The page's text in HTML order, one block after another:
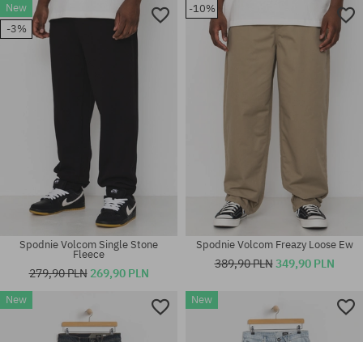
Dostępne rozmiary:
Dostępne rozmiary:
Dostępne rozmiary:
S; M; L; XL
Dostępne rozmiary:
New
-3%
Spodnie Volcom Single Stone
Fleece
279,90 PLN 269,90 PLN
-10%
Spodnie Volcom Freazy Loose Ew
389,90 PLN349,90 PLN
New New